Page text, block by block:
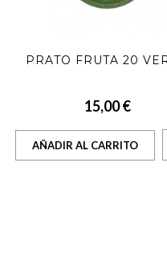
PRATO FRUTA 20
15,00 €
AÑADIR AL CARRITO